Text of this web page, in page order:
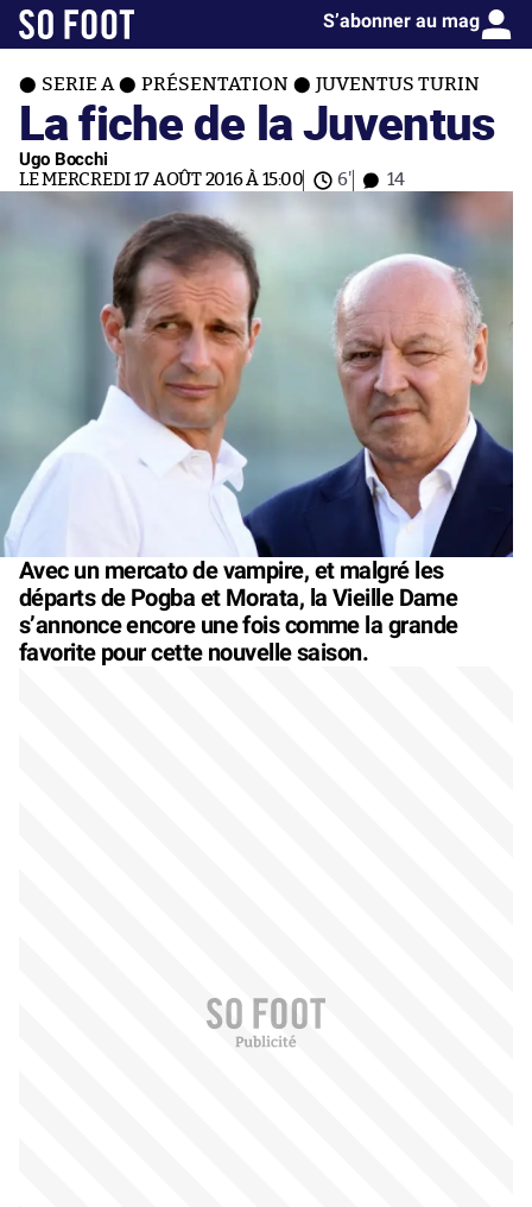
S’abonner au mag
SERIE A PRÉSENTATION JUVENTUS TURIN
La fiche de la Juventus
Ugo Bocchi
LE MERCREDI 17 AOÛT 2016 À 15:00 6' 14
Avec un mercato de vampire, et malgré les
départs de Pogba et Morata, la Vieille Dame
s’annonce encore une fois comme la grande
favorite pour cette nouvelle saison.